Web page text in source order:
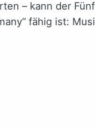
– kann der
fähig ist: